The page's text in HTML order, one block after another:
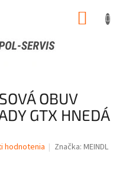
OBUV
GTX HNEDÁ
hodnotenia Značka:MEINDL